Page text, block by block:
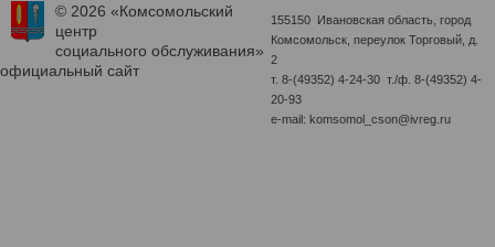
© 2026 «Комсомольский
центр
социального обслуживания»
официальный сайт
155150 Ивановская область, город
Комсомольск, переулок Торговый, д.
2
т. 8-(49352) 4-24-30 т./ф. 8-(49352) 4-
20-93
e-mail: komsomol_cson@ivreg.ru